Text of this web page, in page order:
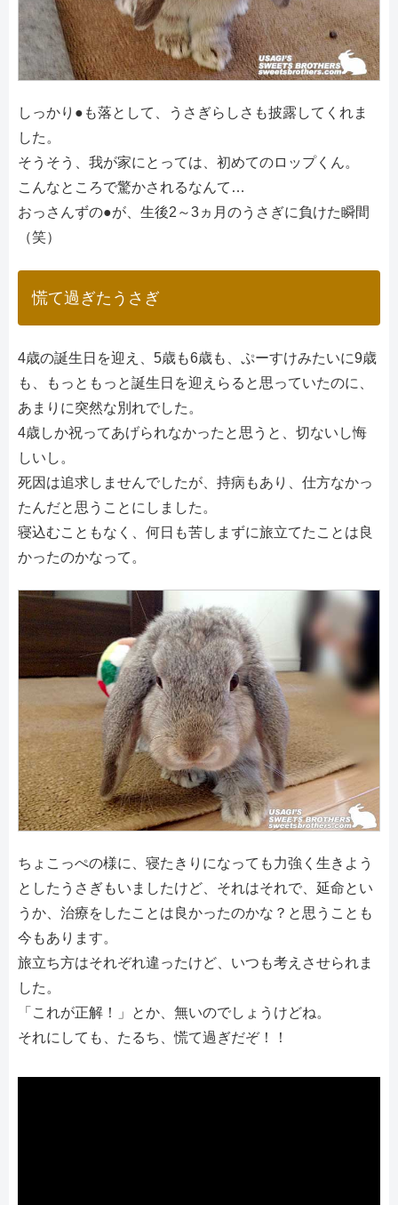
しっかり●も落として、うさぎらしさも披露してくれま
した。
そうそう、我が家にとっては、初めてのロップくん。
こんなところで驚かされるなんて…
おっさんずの●が、生後2～3ヵ月のうさぎに負けた瞬間
（笑）
慌て過ぎたうさぎ
4歳の誕生日を迎え、5歳も6歳も、ぷーすけみたいに9歳
も、もっともっと誕生日を迎えらると思っていたのに、
あまりに突然な別れでした。
4歳しか祝ってあげられなかったと思うと、切ないし悔
しいし。
死因は追求しませんでしたが、持病もあり、仕方なかっ
たんだと思うことにしました。
寝込むこともなく、何日も苦しまずに旅立てたことは良
かったのかなって。
ちょこっぺの様に、寝たきりになっても力強く生きよう
としたうさぎもいましたけど、それはそれで、延命とい
うか、治療をしたことは良かったのかな？と思うことも
今もあります。
旅立ち方はそれぞれ違ったけど、いつも考えさせられま
した。
「これが正解！」とか、無いのでしょうけどね。
それにしても、たるち、慌て過ぎだぞ！！